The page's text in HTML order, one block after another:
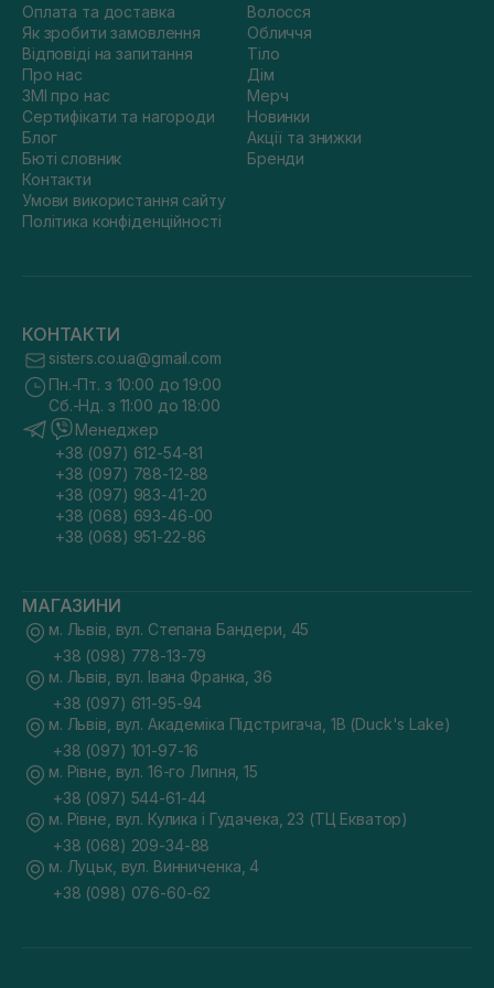
ризику появи посічених кінчиків.
Приклад якісного незмивного догляду — спрей
Leave-In and Detangler Original Scent
волосся не тільки захищає пасма від перегріву, а й робить
їх гладенькими, слухняними й сприяє розплутуванню.
Регулярне використання професійної косметики дає змогу
зберегти еластичність, блиск і цілісність структури
волосинок. А продукти з термоактивними компонентами
зберігають якість пасм навіть у випадках частого
використання стайлерів.
тільки захистить волосинки від
перегріву, а й допоможе розв’язати
питання догляду та зміцнення».
Кому і коли необхідний термозахист
на волосся
Ознаки необхідності термозахисту для волосся:
окремі волоски кришаться і ламаються, стають
сухими і шорсткими на дотик, можуть
почати завиватися;
перевірений догляд не приносить бажаних результатів,
локони сприйнятливі до погодних умов або механічних
пошкоджень, втрачають густоту та гладкість.
Такі симптоми свідчать про порушення структури волосся
та ослаблення захисного шару кутикули. Якщо локони
регулярно піддаються впливу фену, плойки чи прасочки,
навіть мінімальне нагрівання поступово висушує їх
зсередини, провокуючи ламкість і втрату еластичності.
Важливо пам’ятати, що термозахист потрібен не лише під
час використання високих температур. Навіть «щадний»
режим фену здатен пошкоджувати волосся при частому
застосуванні, адже тривалий вплив теплого повітря так само
сприяє випаровуванню вологи.
Оплата та доставка
Як зробити замовлення
Відповіді на запитання
Про нас
ЗМІ про нас
Сертифікати та нагороди
Блог
Бюті словник
Контакти
Умови використання сайту
Політика конфіденційності
Волосся
Обличчя
Тіло
Дім
Мерч
Новинки
Акції та знижки
Бренди
КОНТАКТИ
sisters.co.ua@gmail.com
Пн.-Пт. з 10:00 до 19:00
Сб.-Нд. з 11:00 до 18:00
Менеджер
+38 (097) 612-54-81
+38 (097) 788-12-88
+38 (097) 983-41-20
+38 (068) 693-46-00
+38 (068) 951-22-86
МАГАЗИНИ
м. Львів, вул. Степана Бандери, 45
+38 (098) 778-13-79
м. Львів, вул. Івана Франка, 36
+38 (097) 611-95-94
м. Львів, вул. Академіка Підстригача, 1В (Duck's Lake)
+38 (097) 101-97-16
м. Рівне, вул. 16-го Липня, 15
+38 (097) 544-61-44
м. Рівне, вул. Кулика і Гудачека, 23 (ТЦ Екватор)
+38 (068) 209-34-88
м. Луцьк, вул. Винниченка, 4
+38 (098) 076-60-62